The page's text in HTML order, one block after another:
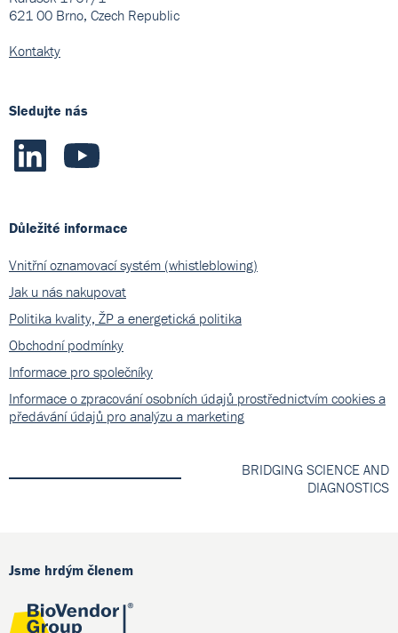
621 00 Brno, Czech Republic
Kontakty
Sledujte nás
Důležité informace
Vnitřní oznamovací systém (whistleblowing)
Jak u nás nakupovat
Politika kvality, ŽP a energetická politika
Obchodní podmínky
Informace pro společníky
Informace o zpracování osobních údajů prostřednictvím cookies a
předávání údajů pro analýzu a marketing
BRIDGING SCIENCE AND
DIAGNOSTICS
Jsme hrdým členem